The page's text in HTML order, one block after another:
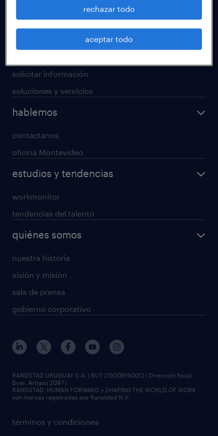
professional
solicitar información
soluciones y servicios
hablemos
contactanos
oficina Montevideo
estudios y tendencias
workmonitor
tendencias del talento
quiénes somos
nuestra historia
visión y misión
sala de prensa
gobierno corporativo
términos y condiciones
RANDSTAD URUGUAY S.A. | RUT 215008190012 | Dirección fiscal:
Bvar. Artigas 2097 |
RANDSTAD, HUMAN FORWARD y SHAPING THE WORLD OF WORK
son marcas registradas por Randstad N.V.
rechazar todo
aceptar todo